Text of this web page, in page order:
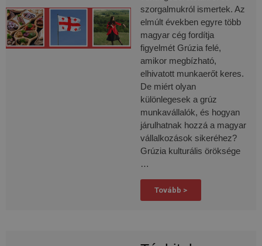
szorgalmukról ismertek. Az
elmúlt években egyre több
magyar cég fordítja
figyelmét Grúzia felé,
amikor megbízható,
elhivatott munkaerőt keres.
De miért olyan
különlegesek a grúz
munkavállalók, és hogyan
járulhatnak hozzá a magyar
vállalkozások sikeréhez?
Grúzia kulturális öröksége
…
Tovább >
webhely-elemzési
jelentések látogatói,
munkamenet- és
kampányadatainak
kiszámítására szolgál.
.delego.hu
1 nap
Ezt a sütit a Google
Analytics állítja be.
Minden
meglátogatott oldal
egyedi értéket tárol
és frissít, és az
oldalmegtekintések
számlálására és
nyomon követésére
szolgál.
Szolgáltató
/ Domain